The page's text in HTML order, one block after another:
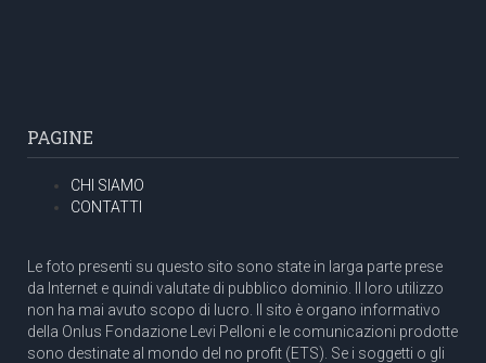
PAGINE
CHI SIAMO
CONTATTI
Le foto presenti su questo sito sono state in larga parte prese
da Internet e quindi valutate di pubblico dominio. Il loro utilizzo
non ha mai avuto scopo di lucro. Il sito è organo informativo
della Onlus Fondazione Levi Pelloni e le comunicazioni prodotte
sono destinate al mondo del no profit (ETS). Se i soggetti o gli